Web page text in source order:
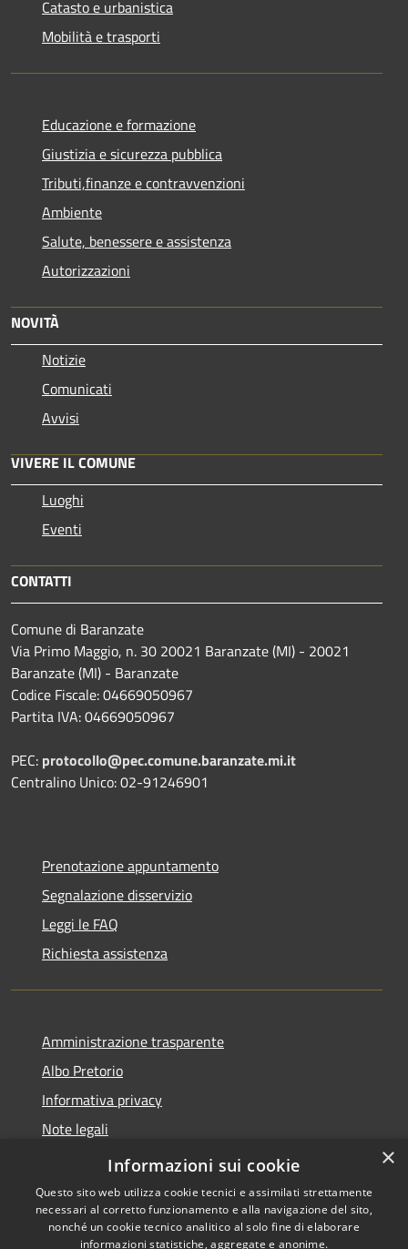
Catasto e urbanistica
Mobilità e trasporti
Educazione e formazione
Giustizia e sicurezza pubblica
Tributi,finanze e contravvenzioni
Ambiente
Salute, benessere e assistenza
Autorizzazioni
NOVITÀ
Notizie
Comunicati
Avvisi
VIVERE IL COMUNE
Luoghi
Eventi
CONTATTI
Comune di Baranzate
Via Primo Maggio, n. 30 20021 Baranzate (MI) - 20021
Baranzate (MI) - Baranzate
Codice Fiscale: 04669050967
Partita IVA: 04669050967
PEC: protocollo@pec.comune.baranzate.mi.it
Centralino Unico: 02-91246901
Prenotazione appuntamento
Segnalazione disservizio
Leggi le FAQ
Richiesta assistenza
Amministrazione trasparente
Albo Pretorio
Informativa privacy
Note legali
Dichiarazione di accessibilità
×
Informazioni sui cookie
Questo sito web utilizza cookie tecnici e assimilati strettamente
necessari al corretto funzionamento e alla navigazione del sito,
nonché un cookie tecnico analitico al solo fine di elaborare
informazioni statistiche, aggregate e anonime.